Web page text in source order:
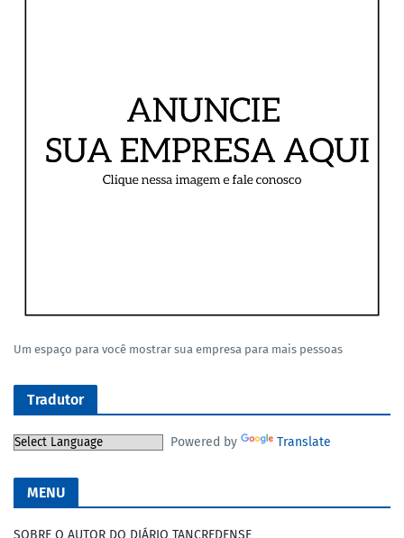
Um espaço para você mostrar sua empresa para mais pessoas
Tradutor
Powered by Translate
MENU